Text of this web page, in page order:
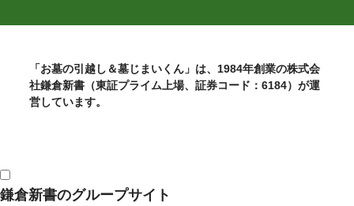
「お墓の引越し＆墓じまいくん」は、1984年創業の株式会
社鎌倉新書（東証プライム上場、証券コード：6184）が運
営しています。
鎌倉新書のグループサイト